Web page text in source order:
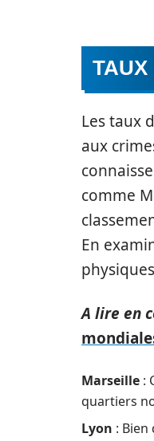
TAUX
Les taux
aux
comme
En
A lire en
Marseille :
quartiers
Lyon :